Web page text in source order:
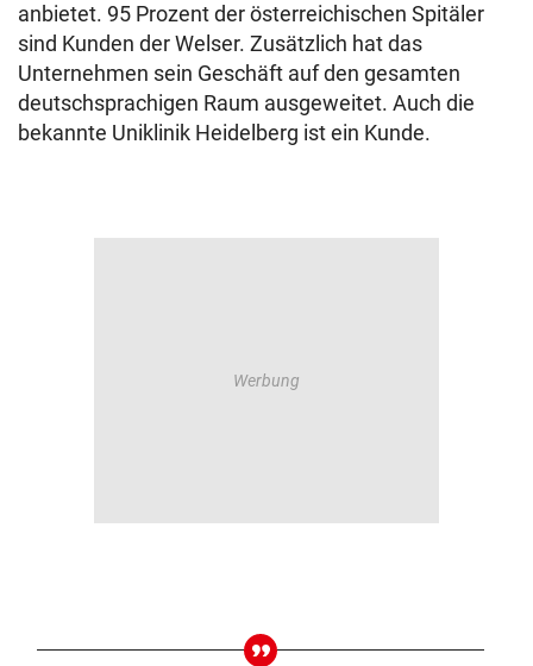
anbietet. 95 Prozent der österreichischen Spitäler
sind Kunden der Welser. Zusätzlich hat das
Unternehmen sein Geschäft auf den gesamten
deutschsprachigen Raum ausgeweitet. Auch die
bekannte Uniklinik Heidelberg ist ein Kunde.